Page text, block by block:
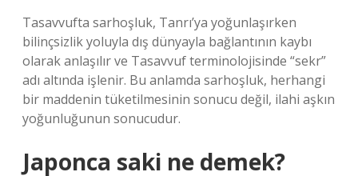
Tasavvufta sarhoşluk, Tanrı’ya yoğunlaşırken
bilinçsizlik yoluyla dış dünyayla bağlantının kaybı
olarak anlaşılır ve Tasavvuf terminolojisinde “sekr”
adı altında işlenir. Bu anlamda sarhoşluk, herhangi
bir maddenin tüketilmesinin sonucu değil, ilahi aşkın
yoğunluğunun sonucudur.
Japonca saki ne demek?